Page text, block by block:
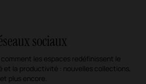
sociaux
les espaces redéfinissent le
la productivité : nouvelles collections,
plus encore.